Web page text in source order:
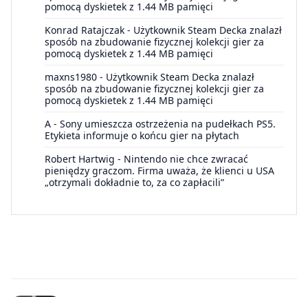
pomocą dyskietek z 1.44 MB pamięci
Konrad Ratajczak - Użytkownik Steam Decka znalazł
sposób na zbudowanie fizycznej kolekcji gier za
pomocą dyskietek z 1.44 MB pamięci
maxns1980 - Użytkownik Steam Decka znalazł
sposób na zbudowanie fizycznej kolekcji gier za
pomocą dyskietek z 1.44 MB pamięci
A - Sony umieszcza ostrzeżenia na pudełkach PS5.
Etykieta informuje o końcu gier na płytach
Robert Hartwig - Nintendo nie chce zwracać
pieniędzy graczom. Firma uważa, że klienci u USA
„otrzymali dokładnie to, za co zapłacili”